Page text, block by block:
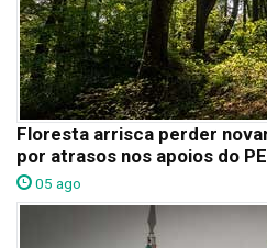
Floresta arrisca perder
por atrasos nos apoios do
05 ago